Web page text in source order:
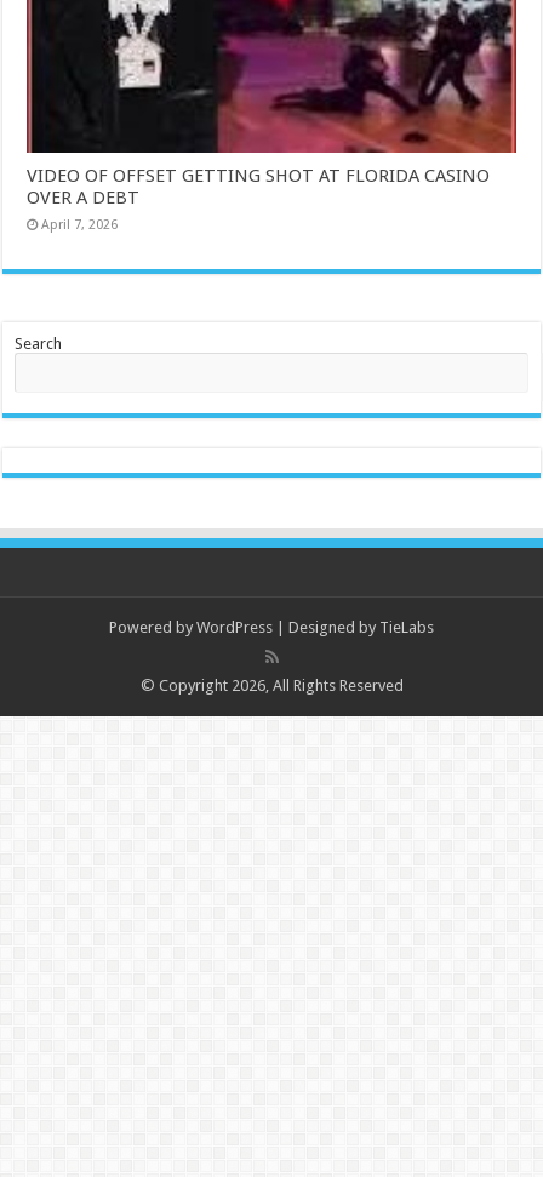
VIDEO OF OFFSET GETTING SHOT AT FLORIDA CASINO
OVER A DEBT
April 7, 2026
Search
Powered by WordPress | Designed by TieLabs
© Copyright 2026, All Rights Reserved